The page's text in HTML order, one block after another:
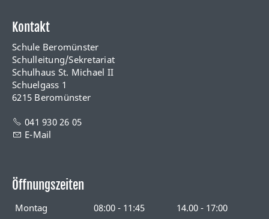
Kontakt
Schule Beromünster
Schulleitung/Sekretariat
Schulhaus St. Michael II
Schuelgass 1
6215 Beromünster
041 930 26 05
E-Mail
Öffnungszeiten
Montag 08:00 - 11:45
14.00 - 17:00